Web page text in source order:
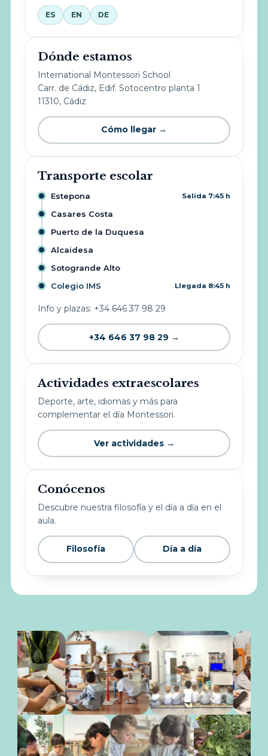
ES EN DE
Dónde estamos
International Montessori School
Carr. de Cádiz, Edif. Sotocentro planta 1
11310, Cádiz
Cómo llegar →
Transporte escolar
Estepona Salida 7:45 h
Casares Costa
Puerto de la Duquesa
Alcaidesa
Sotogrande Alto
Colegio IMS
Llegada 8:45 h
Info y plazas: +34 646 37 98 29
+34 646 37 98 29 →
Actividades extraescolares
Deporte, arte, idiomas y más para
complementar el día Montessori.
Ver actividades →
Conócenos
Descubre nuestra filosofía y el día a día en el
aula.
Filosofía Día a día